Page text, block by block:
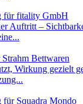
für fitality GmbH
Auftritt –
Bettwaren
Wirkung gezielt
für Squadra Mondo